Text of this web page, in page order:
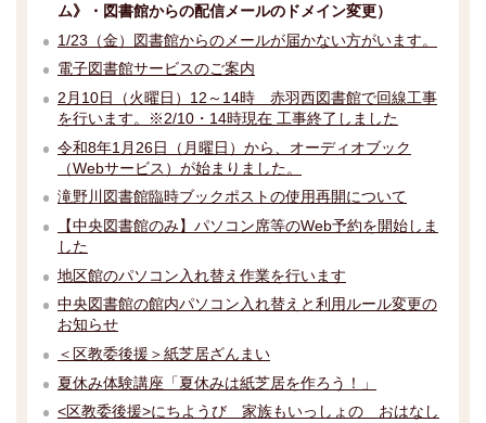
ム》・図書館からの配信メールのドメイン変更）
1/23（金）図書館からのメールが届かない方がいます。
電子図書館サービスのご案内
2月10日（火曜日）12～14時 赤羽西図書館で回線工事
を行います。※2/10・14時現在 工事終了しました
令和8年1月26日（月曜日）から、オーディオブック
（Webサービス）が始まりました。
滝野川図書館臨時ブックポストの使用再開について
【中央図書館のみ】パソコン席等のWeb予約を開始しま
した
地区館のパソコン入れ替え作業を行います
中央図書館の館内パソコン入れ替えと利用ルール変更の
お知らせ
＜区教委後援＞紙芝居ざんまい
夏休み体験講座「夏休みは紙芝居を作ろう！」
<区教委後援>にちようび 家族もいっしょの おはなし